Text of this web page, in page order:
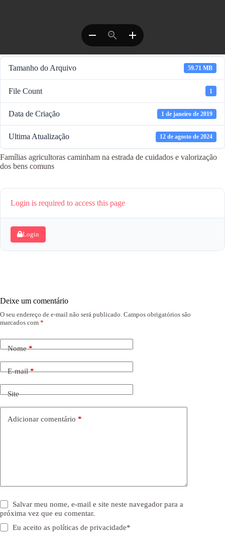
Tamanho do Arquivo 59.71 MB
File Count 1
Data de Criação 1 de janeiro de 2019
Ultima Atualização 12 de agosto de 2024
Famílias agricultoras caminham na estrada de cuidados e valorização
dos bens comuns
Login is required to access this page
Login
Deixe um comentário
O seu endereço de e-mail não será publicado. Campos obrigatórios são
marcados com *
Nome*
E-mail*
Site
Adicionar comentário *
Salvar meu nome, e-mail e site neste navegador para a
próxima vez que eu comentar.
Eu aceito aspolíticas de privacidade*